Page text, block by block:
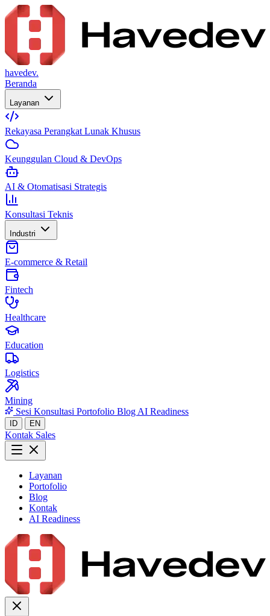
havedev.
Beranda
Layanan
Rekayasa Perangkat Lunak Khusus
Keunggulan Cloud & DevOps
AI & Otomatisasi Strategis
Konsultasi Teknis
Industri
E-commerce & Retail
Fintech
Healthcare
Education
Logistics
Mining
Sesi Konsultasi Portofolio Blog AI Readiness
ID EN
Kontak Sales
Layanan
Portofolio
Blog
Kontak
AI Readiness